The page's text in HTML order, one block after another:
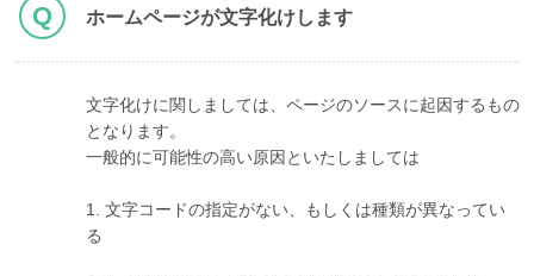
ホームページが文字化けします
文字化けに関しましては、ページのソースに起因するもの
となります。
一般的に可能性の高い原因といたしましては
1. 文字コードの指定がない、もしくは種類が異なってい
る